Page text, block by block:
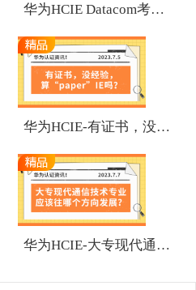
华为HCIE Datacom考试情况与机架信息-上
华为HCIE-有证书，没经验，算“paper”IE吗？
华为HCIE-大专现代通信技术专业应该往哪个方向发展？